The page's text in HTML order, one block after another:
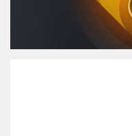
@Armteam_admin_104